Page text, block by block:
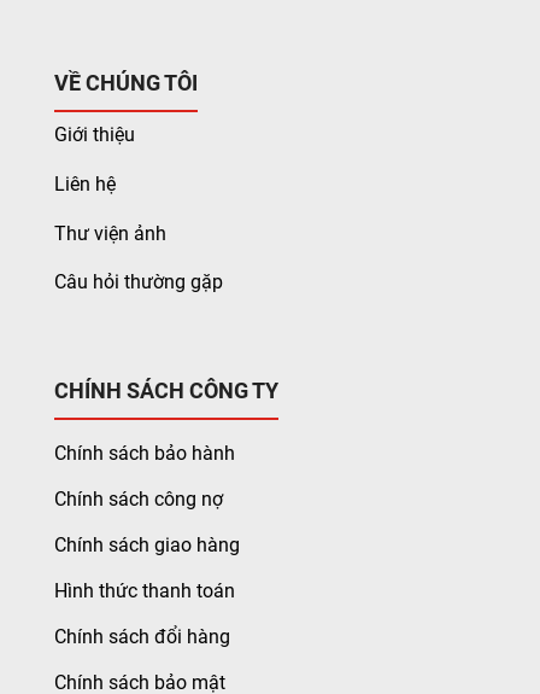
VỀ CHÚNG TÔI
Giới thiệu
Liên hệ
Thư viện ảnh
Câu hỏi thường gặp
CHÍNH SÁCH CÔNG TY
Chính sách bảo hành
Chính sách công nợ
Chính sách giao hàng
Hình thức thanh toán
Chính sách đổi hàng
Chính sách bảo mật